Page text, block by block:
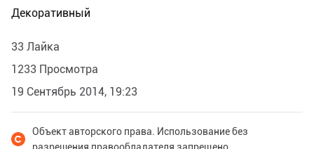
Декоративный
33 Лайка
1233 Просмотра
19 Сентябрь 2014, 19:23
Объект авторского права. Использование без
разрешения правообладателя запрещено.